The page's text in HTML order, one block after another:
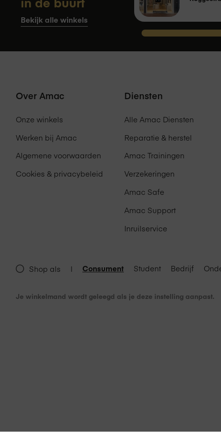
Bekijk alle winkels
Over Amac
Onze winkels
Werken bij Amac
Algemene voorwaarden
Cookies & privacybeleid
Diensten
Alle Amac Diensten
Reparatie & herstel
Amac Trainingen
Verzekeringen
Amac Safe
Amac Support
Inruilservice
Shop als | Consument Student Bedrijf
Je winkelmand wordt geleegd als je deze instelling aanpast.